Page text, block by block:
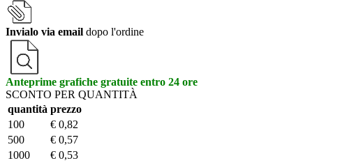
Invialo via email dopo l'ordine
Anteprime grafiche gratuite entro 24 ore
SCONTO PER QUANTITÀ
quantità prezzo
100
€ 0,82
500
€ 0,57
1000
€ 0,53